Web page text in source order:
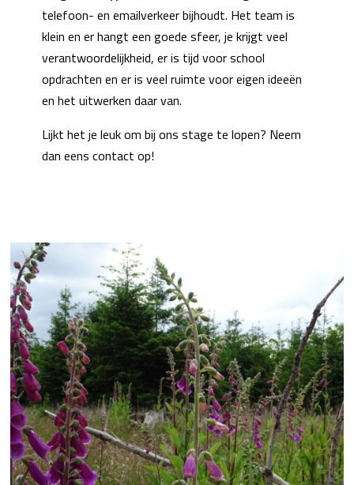
telefoon- en emailverkeer bijhoudt. Het team is
klein en er hangt een goede sfeer, je krijgt veel
verantwoordelijkheid, er is tijd voor school
opdrachten en er is veel ruimte voor eigen ideeën
en het uitwerken daar van.
Lijkt het je leuk om bij ons stage te lopen? Neem
dan eens contact op!